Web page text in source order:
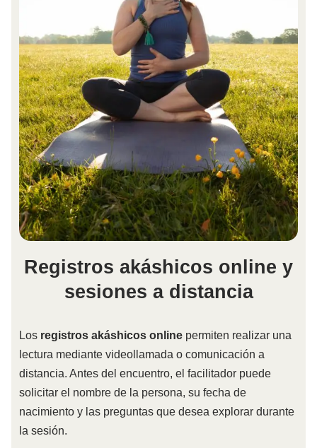
Registros akáshicos online y
sesiones a distancia
Los registros akáshicos onlinepermiten realizar una
lectura mediante videollamada o comunicación a
distancia. Antes del encuentro, el facilitador puede
solicitar el nombre de la persona, su fecha de
nacimiento y las preguntas que desea explorar durante
la sesión.